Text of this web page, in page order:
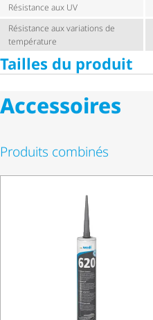
Résistance aux UV
Résistance aux variations de
température
Tailles du produit
Accessoires
Produits combinés